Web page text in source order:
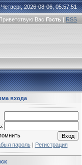
Четверг, 2026-08-06, 05:57:51
Вас Гость | RSS
входа
пароль| Регистрация